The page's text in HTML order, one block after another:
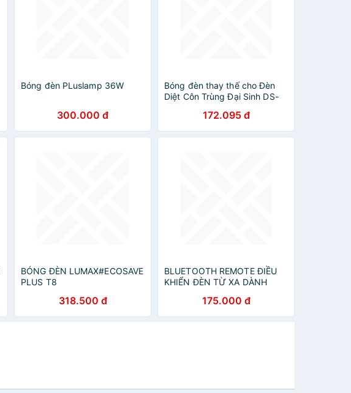
Bóng đèn PLuslamp 36W
300.000 đ
Bóng đèn thay thế cho Đèn
Diệt Côn Trùng Đại Sinh DS-
172.095 đ
BÓNG ĐÈN LUMAX#ECOSAVE
PLUS T8
318.500 đ
BLUETOOTH REMOTE ĐIỀU
KHIỂN ĐÈN TỪ XA DÀNH
MINH YEELIGHT - HÀNG
CHÍNH HÃNG
175.000 đ